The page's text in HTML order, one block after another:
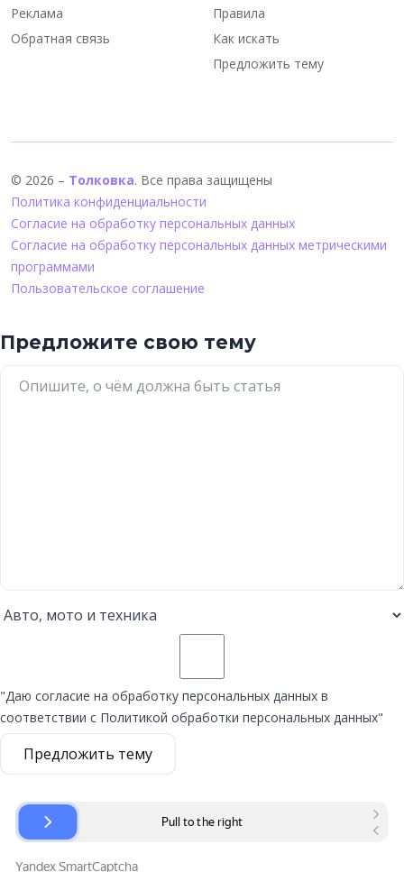
Реклама
Обратная связь
Правила
Как искать
Предложить тему
© 2026 – Толковка. Все права защищены
Политика конфиденциальности
Согласие на обработку персональных данных
Согласие на обработку персональных данных метрическими
программами
Пользовательское соглашение
Предложите свою тему
"Даю согласие на обработку персональных данных в
соответствии с Политикой обработки персональных данных"
Предложить тему